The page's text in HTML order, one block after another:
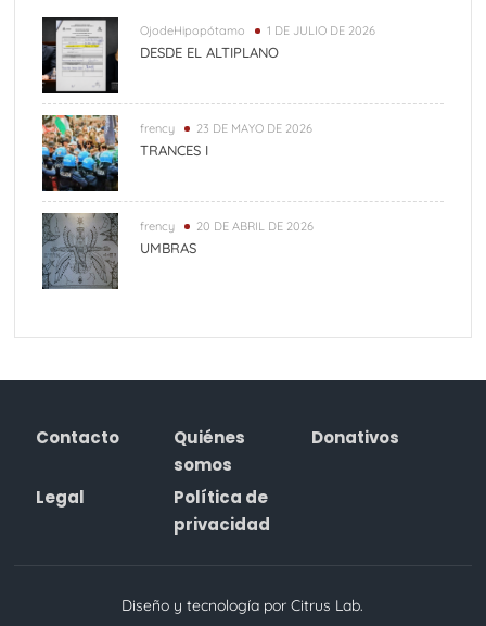
OjodeHipopótamo 1 DE JULIO DE 2026
DESDE EL ALTIPLANO
frency 23 DE MAYO DE 2026
TRANCES I
frency 20 DE ABRIL DE 2026
UMBRAS
Contacto
Quiénes
somos
Donativos
Legal
Política de
privacidad
Diseño y tecnología por Citrus Lab.